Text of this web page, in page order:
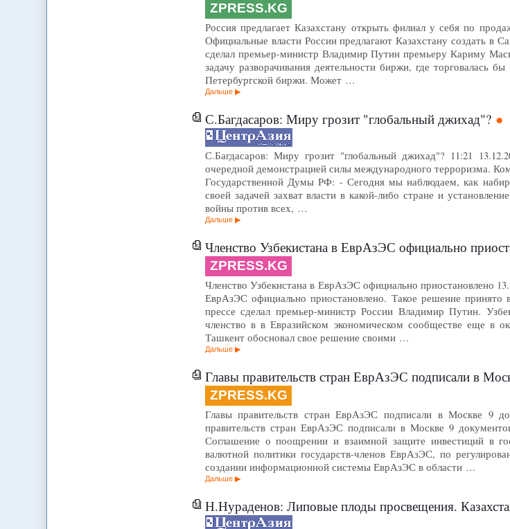
ZPRESS.KG
Россия предлагает Казахстану открыть филиал у себя по
Официальные власти России предлагают Казахстану создать в
сделал премьер-министр Владимир Путин премьеру Кариму
задачу разворачивания деятельности биржи, где
Петербургской биржи. Может …
Дальше
С.Багдасаров: Миру грозит "глобальный джихад"?
С.Багдасаров: Миру грозит "глобальный джихад"? 11:21
очередной демонстрацией силы международного терроризма.
Государственной Думы РФ: - Сегодня мы наблюдаем, как
своей задачей захват власти в какой-либо стране и
войны против всех, …
Дальше
Членство Узбекистана в ЕврАзЭС официально
ZPRESS.KG
Членство Узбекистана в ЕврАзЭС официально приостановлено
ЕврАзЭС официально приостановлено. Такое решение принято
прессе сделал премьер-министр России Владимир Путин.
членство в в Евразийском экономическом сообществе еще в
Ташкент обосновал свое решение своими …
Дальше
Главы правительств стран ЕврАзЭС подписали в
ZPRESS.KG
Главы правительств стран ЕврАзЭС подписали в Москве 9
правительств стран ЕврАзЭС подписали в Москве 9
Соглашение о поощрении и взаимной защите инвестиций в
валютной политики государств-членов ЕврАзЭС, по
создании информационной системы ЕврАзЭС в области …
Дальше
Н.Нураденов: Липовые плоды просвещения.